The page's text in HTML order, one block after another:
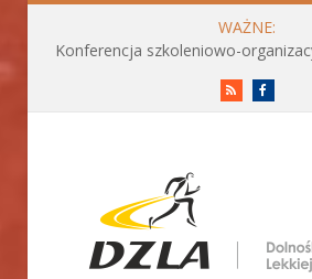
WAŻNE:
RSS